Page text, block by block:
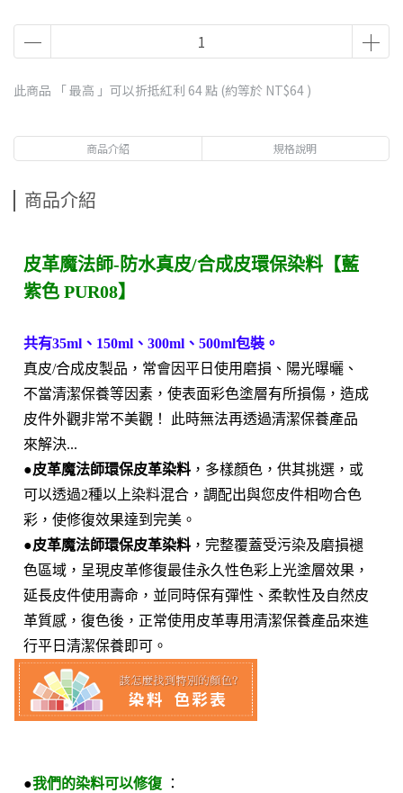
此商品 「 最高 」可以折抵紅利 64點 (約等於 NT$64 )
商品介紹 規格說明
商品介紹
皮革魔法師-防水真皮/合成皮環保染料【藍
紫色 PUR08】
共有35ml、150ml、300ml、500ml包裝。
真皮/合成皮製品，常會因平日使用磨損、陽光曝曬、
不當清潔保養等因素，使表面彩色塗層有所損傷，造成
皮件外觀非常不美觀！ 此時無法再透過清潔保養產品
來解決...
●皮革魔法師環保皮革染料 ，多樣顏色，供其挑選，或
可以透過2種以上染料混合，調配出與您皮件相吻合色
彩，使修復效果達到完美。
●皮革魔法師環保皮革染料 ，完整覆蓋受污染及磨損褪
色區域，呈現皮革修復最佳永久性色彩上光塗層效果，
延長皮件使用壽命，並同時保有彈性、柔軟性及自然皮
革質感，復色後，正常使用皮革專用清潔保養產品來進
行平日清潔保養即可。
●我們的染料可以修復 ：